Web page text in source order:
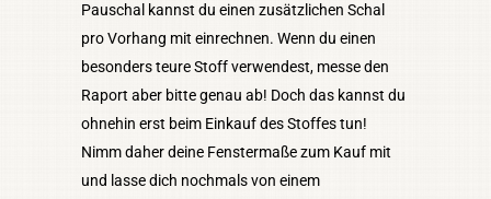
Pauschal kannst du einen zusätzlichen Schal
pro Vorhang mit einrechnen. Wenn du einen
besonders teure Stoff verwendest, messe den
Raport aber bitte genau ab! Doch das kannst du
ohnehin erst beim Einkauf des Stoffes tun!
Nimm daher deine Fenstermaße zum Kauf mit
und lasse dich nochmals von einem